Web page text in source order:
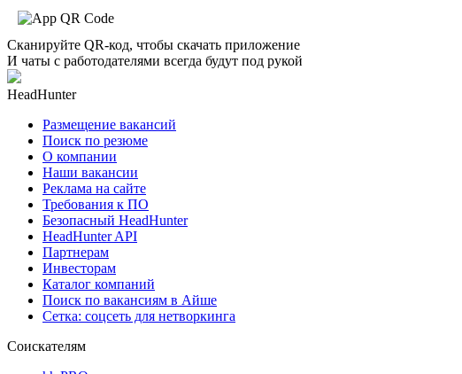
Сканируйте QR-код, чтобы скачать приложение
И чаты с работодателями всегда будут под рукой
HeadHunter
Размещение вакансий
Поиск по резюме
О компании
Наши вакансии
Реклама на сайте
Требования к ПО
Безопасный HeadHunter
HeadHunter API
Партнерам
Инвесторам
Каталог компаний
Поиск по вакансиям в Айше
Сетка: соцсеть для нетворкинга
Соискателям